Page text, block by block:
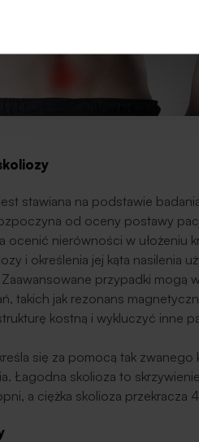
stawiana na podstawie
od oceny postawy
nierówności w ułożeniu
i określenia jej kąta nasilenia
przypadki mogą
takich jak rezonans
kostną i wykluczyć inne
się za pomocą tak
Łagodna skolioza to
a ciężka skolioza przekracza